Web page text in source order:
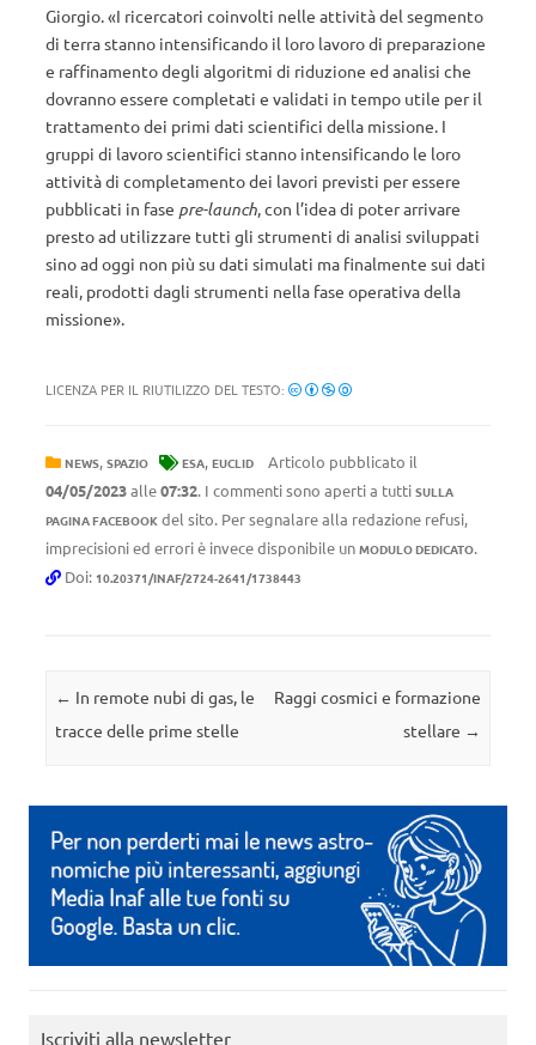
Giorgio. «I ricercatori coinvolti nelle attività del segmento
di terra stanno intensificando il loro lavoro di preparazione
e raffinamento degli algoritmi di riduzione ed analisi che
dovranno essere completati e validati in tempo utile per il
trattamento dei primi dati scientifici della missione. I
gruppi di lavoro scientifici stanno intensificando le loro
attività di completamento dei lavori previsti per essere
pubblicati in fase pre-launch, con l’idea di poter arrivare
presto ad utilizzare tutti gli strumenti di analisi sviluppati
sino ad oggi non più su dati simulati ma finalmente sui dati
reali, prodotti dagli strumenti nella fase operativa della
missione».
LICENZA PER IL RIUTILIZZO DEL TESTO:
NEWS, SPAZIO ESA, EUCLID
Articolo pubblicato il
04/05/2023alle07:32. I commenti sono aperti a tutti SULLA
PAGINA FACEBOOK del sito. Per segnalare alla redazione refusi,
imprecisioni ed errori è invece disponibile un MODULO DEDICATO.
Doi: 10.20371/INAF/2724-2641/1738443
Navigazione articolo
← In remote nubi di gas, le
tracce delle prime stelle
Raggi cosmici e formazione
stellare →
Iscriviti alla newsletter